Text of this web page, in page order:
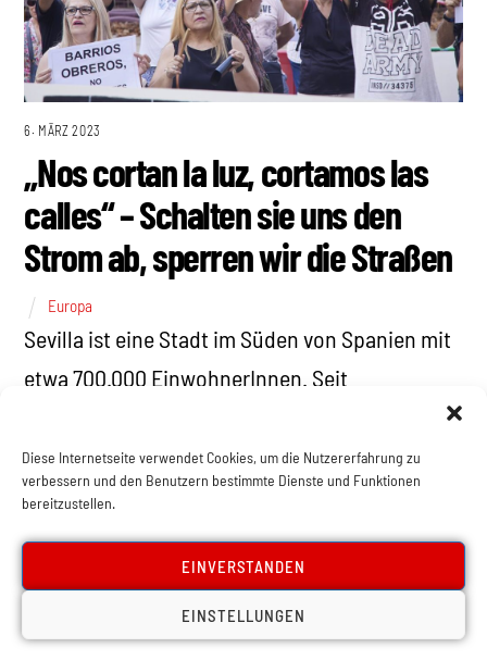
Diese Internetseite verwendet Cookies, um die Nutzererfahrung zu
verbessern und den Benutzern bestimmte Dienste und Funktionen
bereitzustellen.
EINVERSTANDEN
EINSTELLUNGEN
6. MÄRZ 2023
„Nos cortan la luz, cortamos las
calles“ – Schalten sie uns den
Strom ab, sperren wir die Straßen
Europa
Sevilla ist eine Stadt im Süden von Spanien mit
etwa 700.000 EinwohnerInnen. Seit
Stromanbieter der Gegend […]